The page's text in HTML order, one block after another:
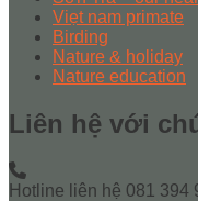
Viẹt nam primate
Birding
Nature & holiday
Nature education
Liên hệ với
Hotline liên hệ 081 394